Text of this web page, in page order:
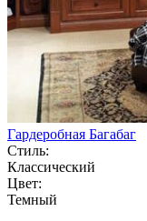
Гардеробная Багабаг
Стиль:
Классический
Цвет:
Темный